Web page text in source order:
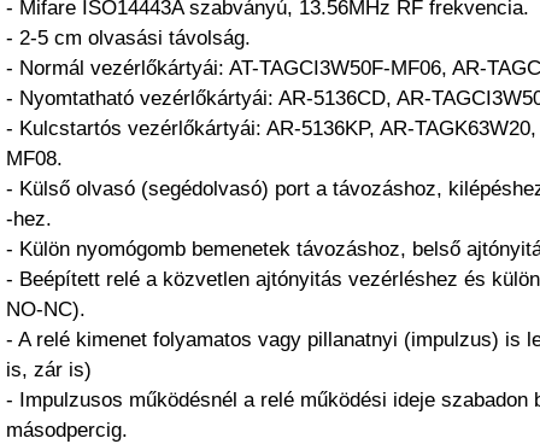
- Mifare ISO14443A szabványú, 13.56MHz RF frekvencia.
- 2-5 cm olvasási távolság.
- Normál vezérlőkártyái: AT-TAGCI3W50F-MF06, AR-
- Nyomtatható vezérlőkártyái: AR-5136CD, AR-
- Kulcstartós vezérlőkártyái: AR-5136KP, AR-
MF08.
- Külső olvasó (segédolvasó) port a távozáshoz,
-hez.
- Külön nyomógomb bemenetek távozáshoz, belső
- Beépített relé a közvetlen ajtónyitás vezérléshez és
NO-NC).
- A relé kimenet folyamatos vagy pillanatnyi (impulzus) is
is, zár is)
- Impulzusos működésnél a relé működési ideje szabadon
másodpercig.